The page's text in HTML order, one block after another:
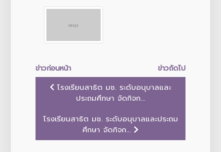
ข่าวก่อนหน้า
ข่าวถัดไป
โรงเรียนสาธิต มช. ระดับอนุบาลและ
ประถมศึกษา จัดกิจก...
โรงเรียนสาธิต มช. ระดับอนุบาลและประถม
ศึกษา จัดกิจก...